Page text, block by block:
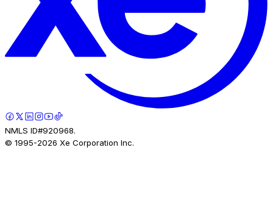
NMLS ID#920968.
© 1995-2026 Xe Corporation Inc.